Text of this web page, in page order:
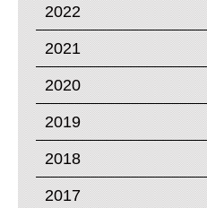
2022
2021
2020
2019
2018
2017